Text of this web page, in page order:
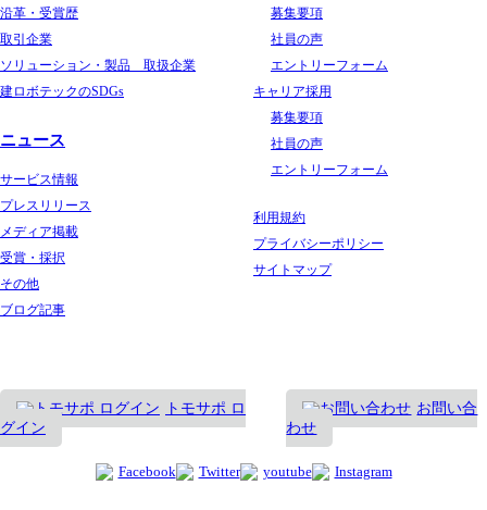
沿革・受賞歴
取引企業
ソリューション・製品 取扱企業
建ロボテックのSDGs
ニュース
サービス情報
プレスリリース
メディア掲載
受賞・採択
その他
ブログ記事
募集要項
社員の声
エントリーフォーム
キャリア採用
募集要項
社員の声
エントリーフォーム
利用規約
プライバシーポリシー
サイトマップ
トモサポ ロ
グイン
お問い合
わせ
Facebook Twitter youtube Instagram